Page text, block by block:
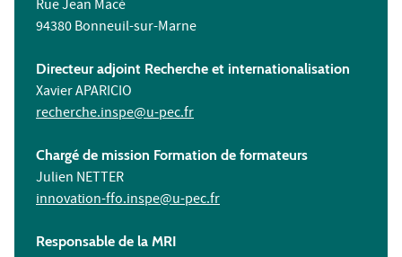
Rue Jean Macé
94380 Bonneuil-sur-Marne
Directeur adjoint Recherche et internationalisation
Xavier APARICIO
recherche.inspe@u-pec.fr
Chargé de mission Formation de formateurs
Julien NETTER
innovation-ffo.inspe@u-pec.fr
Responsable de la MRI